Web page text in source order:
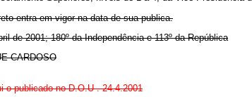
entra em vigor na data de sua publica.
de 2001; 180º da Independência e 113º da República
CARDOSO
o publicado no D.O.U.24.4.2001